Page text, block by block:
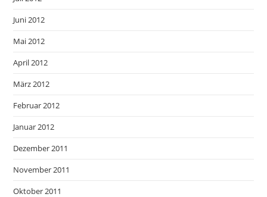
Juni 2012
Mai 2012
April 2012
März 2012
Februar 2012
Januar 2012
Dezember 2011
November 2011
Oktober 2011